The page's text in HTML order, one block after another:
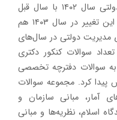
تعداد سوالات کنکور دکتری مدیریت دولتی سال ۱۴۰۲ با سال قبل
تفاوت داشت و پیش‌بینی می‌شود که این تغییر در سال ۱۴۰۳ هم
مدیریت دولتی در سال‌های
سوال بود اما در سال ۱۴۰۲، تعداد سوالات کنکور دکتری
پاسخ به سوالات دفترچه تخصصی
۱۰۵ دقیقه کاهش پیدا کرد. مجموعه سوالات
آمار، مبانی سازمان و
اسلام، نظریه‌ها و مبانی